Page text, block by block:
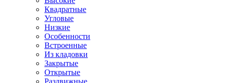
Квадратные
Угловые
Низкие
Особенности
Встроенные
Из кладовки
Закрытые
Открытые
Раздвижные